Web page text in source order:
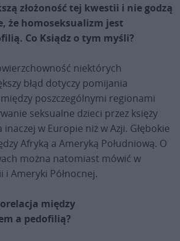
złożoność tej kwestii i nie godzą
że homoseksualizm jest
Co Ksiądz o tym myśli?
niektórych
błąd dotyczy pomijania
poszczególnymi regionami
seksualne dzieci przez księży
w Europie niż w Azji. Głębokie
Afryką a Ameryką Południową. O
można natomiast mówić w
Ameryki Północnej.
między
a pedofilią?